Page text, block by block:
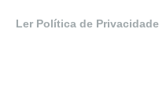
Ler Política de Privacidade